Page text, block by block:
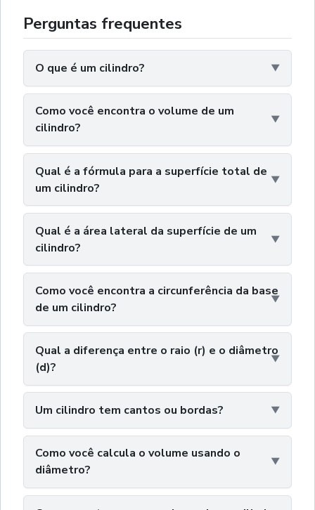
Perguntas frequentes
O que é um cilindro?
Como você encontra o volume de um
cilindro?
Qual é a fórmula para a superfície total de
um cilindro?
Qual é a área lateral da superfície de um
cilindro?
Como você encontra a circunferência da base
de um cilindro?
Qual a diferença entre o raio (r) e o diâmetro
(d)?
Um cilindro tem cantos ou bordas?
Como você calcula o volume usando o
diâmetro?